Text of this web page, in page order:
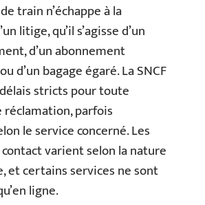
train n’échappe à la
litige, qu’il s’agisse d’un
d’un abonnement
d’un bagage égaré. La SNCF
stricts pour toute
réclamation, parfois
le service concerné. Les
varient selon la nature
et certains services ne sont
ligne.